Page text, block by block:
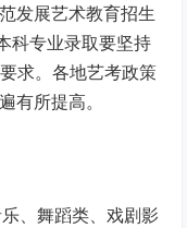
发展艺术教育招生
科专业录取要坚持
求。各地艺考政策
有所提高。
、舞蹈类、戏剧影